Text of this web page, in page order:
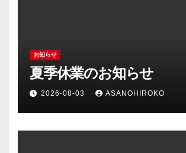
お知らせ
夏季休業のお知らせ
2026-08-03 ASANOHIROKO